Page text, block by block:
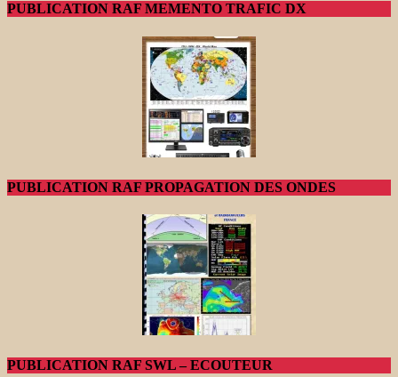
PUBLICATION RAF MEMENTO TRAFIC DX
PUBLICATION RAF PROPAGATION DES ONDES
PUBLICATION RAF SWL – ECOUTEUR